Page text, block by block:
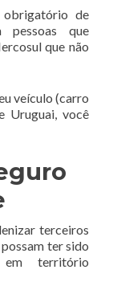
de
pessoas que
que não
veículo (carro
Uruguai, você
terceiros
ter sido
em território